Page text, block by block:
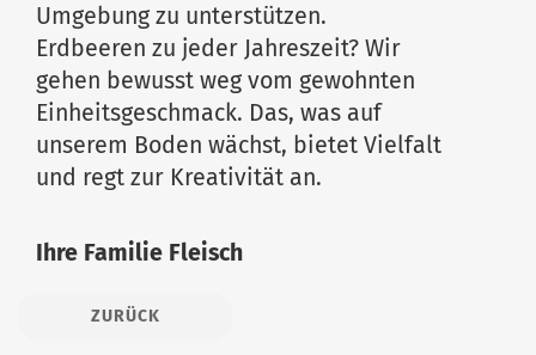
Umgebung zu unterstützen.
Erdbeeren zu jeder Jahreszeit? Wir
gehen bewusst weg vom gewohnten
Einheitsgeschmack. Das, was auf
unserem Boden wächst, bietet Vielfalt
und regt zur Kreativität an.
Ihre Familie Fleisch
ZURÜCK